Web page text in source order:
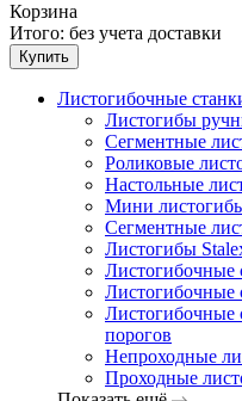
Корзина
Итого: без учета доставки
Купить
Листогибочные
Листогибы
Сегментные
Роликовые
Настольные
Мини
Сегментные
Листогибы
Листогибочные
Листогибочные
Листогибочные
порогов
Непроходные
Проходные